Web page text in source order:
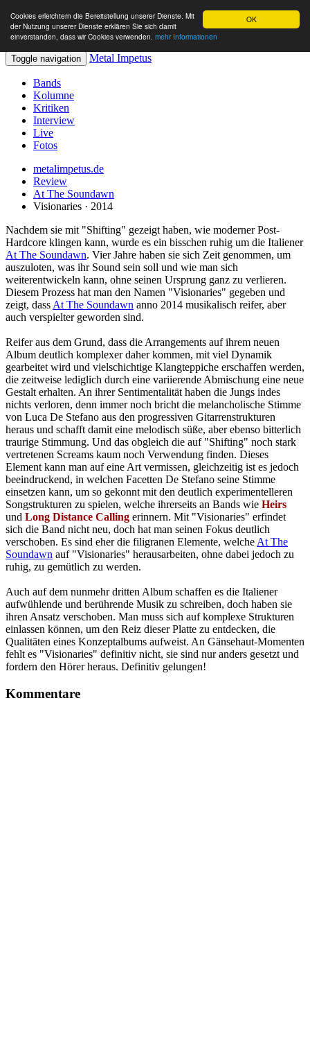
OK
Cookies erleichtern die Bereitstellung unserer Dienste. Mit
der Nutzung unserer Dienste erklären Sie sich damit
einverstanden, dass wir Cookies verwenden. mehr Informationen
Toggle navigation Metal Impetus
Bands
Kolumne
Kritiken
Interview
Live
Fotos
metalimpetus.de
Review
At The Soundawn
Visionaries · 2014
Nachdem sie mit "Shifting" gezeigt haben, wie moderner Post-
Hardcore klingen kann, wurde es ein bisschen ruhig um die Italiener
At The Soundawn. Vier Jahre haben sie sich Zeit genommen, um
auszuloten, was ihr Sound sein soll und wie man sich
weiterentwickeln kann, ohne seinen Ursprung ganz zu verlieren.
Diesem Prozess hat man den Namen "Visionaries" gegeben und
zeigt, dass At The Soundawn anno 2014 musikalisch reifer, aber
auch verspielter geworden sind.
Reifer aus dem Grund, dass die Arrangements auf ihrem neuen
Album deutlich komplexer daher kommen, mit viel Dynamik
gearbeitet wird und vielschichtige Klangteppiche erschaffen werden,
die zeitweise lediglich durch eine variierende Abmischung eine neue
Gestalt erhalten. An ihrer Sentimentalität haben die Jungs indes
nichts verloren, denn immer noch bricht die melancholische Stimme
von Luca De Stefano aus den progressiven Gitarrenstrukturen
heraus und schafft damit eine melodisch süße, aber ebenso bitterlich
traurige Stimmung. Und das obgleich die auf "Shifting" noch stark
vertretenen Screams kaum noch Verwendung finden. Dieses
Element kann man auf eine Art vermissen, gleichzeitig ist es jedoch
beeindruckend, in welchen Facetten De Stefano seine Stimme
einsetzen kann, um so gekonnt mit den deutlich experimentelleren
Songstrukturen zu spielen, welche ihrerseits an Bands wie Heirs
und Long Distance Calling erinnern. Mit "Visionaries" erfindet
sich die Band nicht neu, doch hat man seinen Fokus deutlich
verschoben. Es sind eher die filigranen Elemente, welche At The
Soundawn auf "Visionaries" herausarbeiten, ohne dabei jedoch zu
ruhig, zu gemütlich zu werden.
Auch auf dem nunmehr dritten Album schaffen es die Italiener
aufwühlende und berührende Musik zu schreiben, doch haben sie
ihren Ansatz verschoben. Man muss sich auf komplexe Strukturen
einlassen können, um den Reiz dieser Platte zu entdecken, die
Qualitäten eines Konzeptalbums aufweist. An Gänsehaut-Momenten
fehlt es "Visionaries" definitiv nicht, sie sind nur anders gesetzt und
fordern den Hörer heraus. Definitiv gelungen!
Kommentare